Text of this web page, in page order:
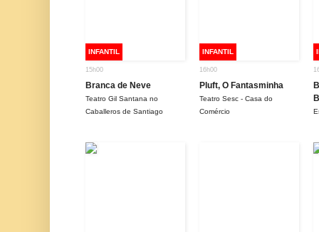
INFANTIL
15h00
Branca de Neve
Teatro Gil Santana no
Caballeros de Santiago
INFANTIL
16h00
Pluft, O Fantasminha
Teatro Sesc - Casa do
Comércio